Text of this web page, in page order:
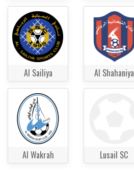
Al Sailiya Al Shahaniya
Al Wakrah Lusail SC